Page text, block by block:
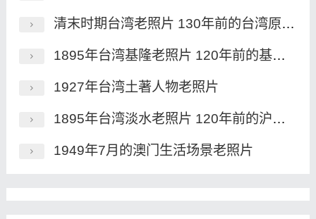
清末时期台湾老照片 130年前的台湾原住民族风貌一览
1895年台湾基隆老照片 120年前的基隆港及炮台
1927年台湾土著人物老照片
1895年台湾淡水老照片 120年前的沪尾炮台及市街风貌
1949年7月的澳门生活场景老照片